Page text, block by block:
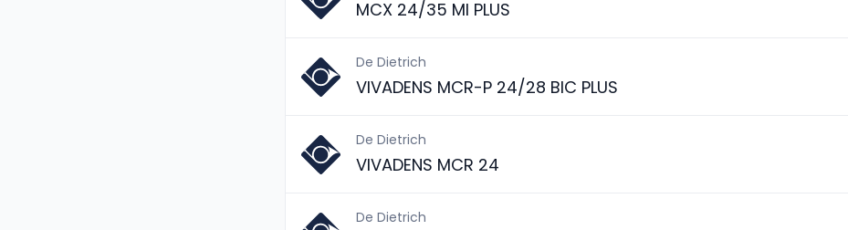
MCX 24/35 MI PLUS
De Dietrich
VIVADENS MCR-P 24/28 BIC PLUS
De Dietrich
VIVADENS MCR 24
De Dietrich